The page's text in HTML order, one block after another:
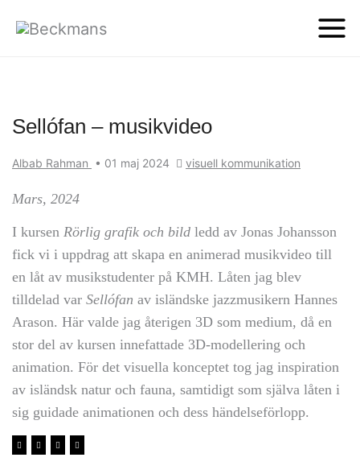
Sellófan – musikvideo
Albab Rahman • 01 maj 2024 visuell kommunikation
Mars, 2024
I kursen Rörlig grafik och bild ledd av Jonas Johansson
fick vi i uppdrag att skapa en animerad musikvideo till
en låt av musikstudenter på KMH. Låten jag blev
tilldelad var Sellófan av isländske jazzmusikern Hannes
Arason. Här valde jag återigen 3D som medium, då en
stor del av kursen innefattade 3D-modellering och
animation. För det visuella konceptet tog jag inspiration
av isländsk natur och fauna, samtidigt som själva låten i
sig guidade animationen och dess händelseförlopp.